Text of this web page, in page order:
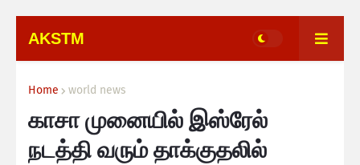
AKSTM
Home world news
காசா முனையில் இஸ்ரேல்
நடத்தி வரும் தாக்குதலில்